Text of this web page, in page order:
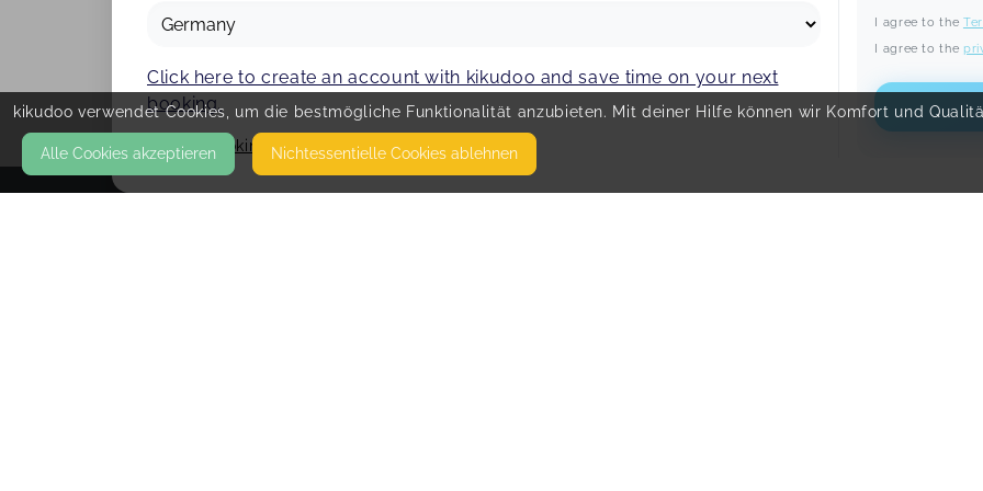
Click here to create an account with kikudoo and save time on your next
booking.
Cancel booking
I agree to the
I agree to the
kikudoo verwendet Cookies, um die bestmögliche Funktionalität anzubieten. Mit deiner Hilfe können wir Komfort und
Alle Cookies akzeptieren Nicht­essentielle Cookies ablehnen